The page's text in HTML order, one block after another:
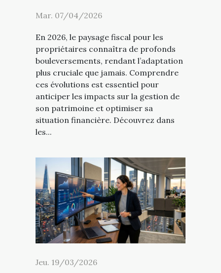
Mar. 07/04/2026
En 2026, le paysage fiscal pour les
propriétaires connaîtra de profonds
bouleversements, rendant l’adaptation
plus cruciale que jamais. Comprendre
ces évolutions est essentiel pour
anticiper les impacts sur la gestion de
son patrimoine et optimiser sa
situation financière. Découvrez dans
les...
Jeu. 19/03/2026